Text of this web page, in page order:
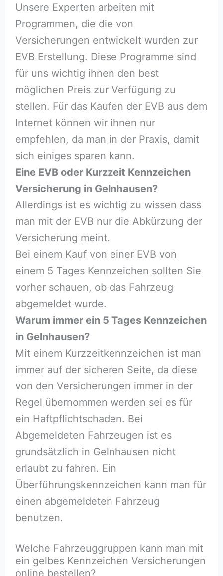
Unsere Experten arbeiten mit
Programmen, die die von
Versicherungen entwickelt wurden zur
EVB Erstellung. Diese Programme sind
für uns wichtig ihnen den best
möglichen Preis zur Verfügung zu
stellen. Für das Kaufen der EVB aus dem
Internet können wir ihnen nur
empfehlen, da man in der Praxis, damit
sich einiges sparen kann.
Eine EVB oder Kurzzeit Kennzeichen
Versicherung in Gelnhausen?
Allerdings ist es wichtig zu wissen dass
man mit der EVB nur die Abkürzung der
Versicherung meint.
Bei einem Kauf von einer EVB von
einem 5 Tages Kennzeichen sollten Sie
vorher schauen, ob das Fahrzeug
abgemeldet wurde.
Warum immer ein 5 Tages Kennzeichen
in Gelnhausen?
Mit einem Kurzzeitkennzeichen ist man
immer auf der sicheren Seite, da diese
von den Versicherungen immer in der
Regel übernommen werden sei es für
ein Haftpflichtschaden. Bei
Abgemeldeten Fahrzeugen ist es
grundsätzlich in Gelnhausen nicht
erlaubt zu fahren. Ein
Überführungskennzeichen kann man für
einen abgemeldeten Fahrzeug
benutzen.
Welche Fahrzeuggruppen kann man mit
ein gelbes Kennzeichen Versicherungen
online bestellen?